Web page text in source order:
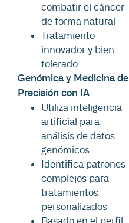
combatir el cáncer
de forma natural
Tratamiento
innovador y bien
tolerado
Genómica y Medicina de
Precisión con IA
Utiliza inteligencia
artificial para
análisis de datos
genómicos
Identifica patrones
complejos para
tratamientos
personalizados
Basado en el perfil